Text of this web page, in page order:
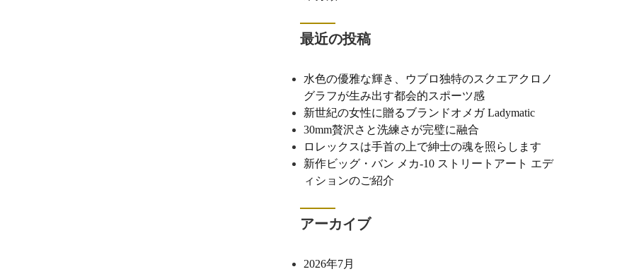
最近の投稿
水色の優雅な輝き、ウブロ独特のスクエアクロノ
グラフが生み出す都会的スポーツ感
新世紀の女性に贈るブランドオメガ Ladymatic
30mm贅沢さと洗練さが完璧に融合
ロレックスは手首の上で紳士の魂を照らします
新作ビッグ・バン メカ-10 ストリートアート エデ
ィションのご紹介
アーカイブ
2026年7月